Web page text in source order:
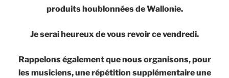
produits houblonnées de Wallonie.
Je serai heureux de vous revoir ce vendredi.
Rappelons également que nous organisons, pour
les musiciens, une répétition supplémentaire une